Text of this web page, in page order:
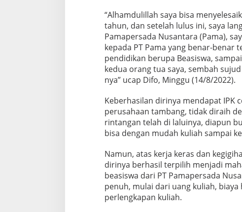
“Alhamdulillah saya bisa
tahun, dan setelah lulus ini, saya
Pamapersada Nusantara (Pama),
kepada PT Pama yang benar-benar
pendidikan berupa Beasiswa,
kedua orang tua saya, sembah
nya” ucap Difo, Minggu (14/8/2022).
Keberhasilan dirinya mendapat IPK
perusahaan tambang, tidak diraih
rintangan telah di laluinya, diapun
bisa dengan mudah kuliah sampai
Namun, atas kerja keras dan
dirinya berhasil terpilih menjadi
beasiswa dari PT Pamapersada
penuh, mulai dari uang kuliah,
perlengkapan kuliah.